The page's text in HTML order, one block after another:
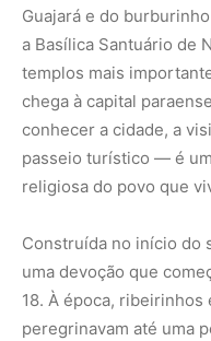
Guajará e do
a Basílica Santuário de
templos mais
chega à capital
conhecer a cidade, a
passeio turístico — é
religiosa do povo que
Construída no início do
uma devoção que
18. À época,
peregrinavam até uma